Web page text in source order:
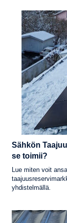
Sähkön
se toimii?
Lue miten voit
yhdistelmällä.